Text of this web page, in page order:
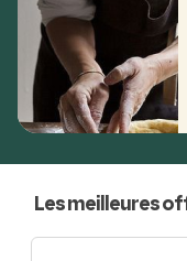
Les meilleures